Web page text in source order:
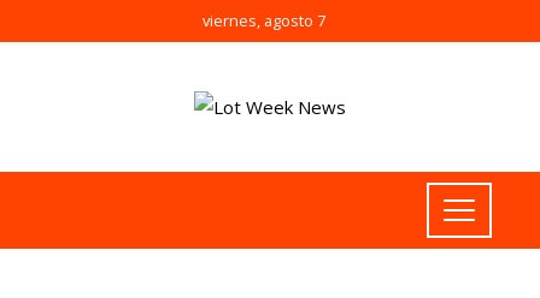
viernes, agosto 7